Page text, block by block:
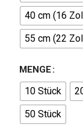
40 cm (16
55 cm (22
MENGE
10 Stück
50 Stück